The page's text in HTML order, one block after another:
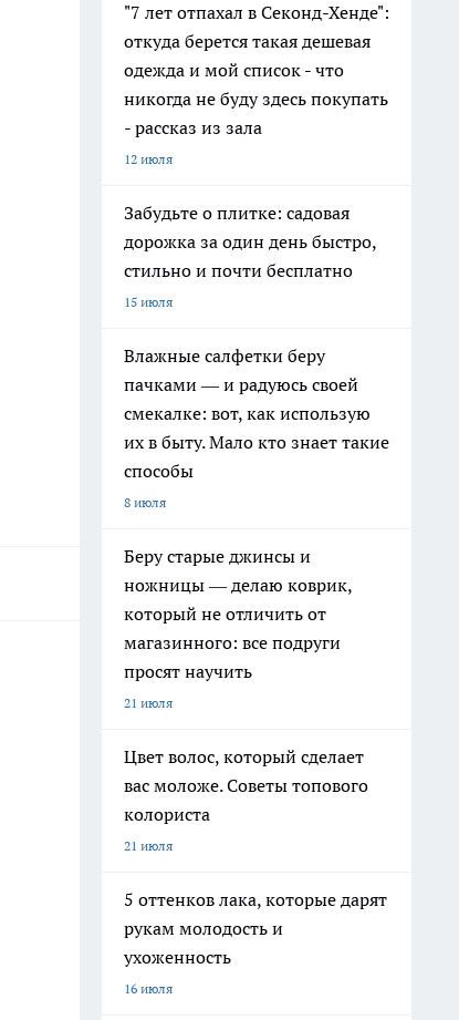
"7 лет отпахал в Секонд-Хенде":
откуда берется такая дешевая
одежда и мой список - что
никогда не буду здесь покупать
- рассказ из зала
12 июля
Забудьте о плитке: садовая
дорожка за один день быстро,
стильно и почти бесплатно
15 июля
Влажные салфетки беру
пачками — и радуюсь своей
смекалке: вот, как использую
их в быту. Мало кто знает такие
способы
8 июля
Беру старые джинсы и
ножницы — делаю коврик,
который не отличить от
магазинного: все подруги
просят научить
21 июля
Цвет волос, который сделает
вас моложе. Советы топового
колориста
21 июля
5 оттенков лака, которые дарят
рукам молодость и
ухоженность
16 июля